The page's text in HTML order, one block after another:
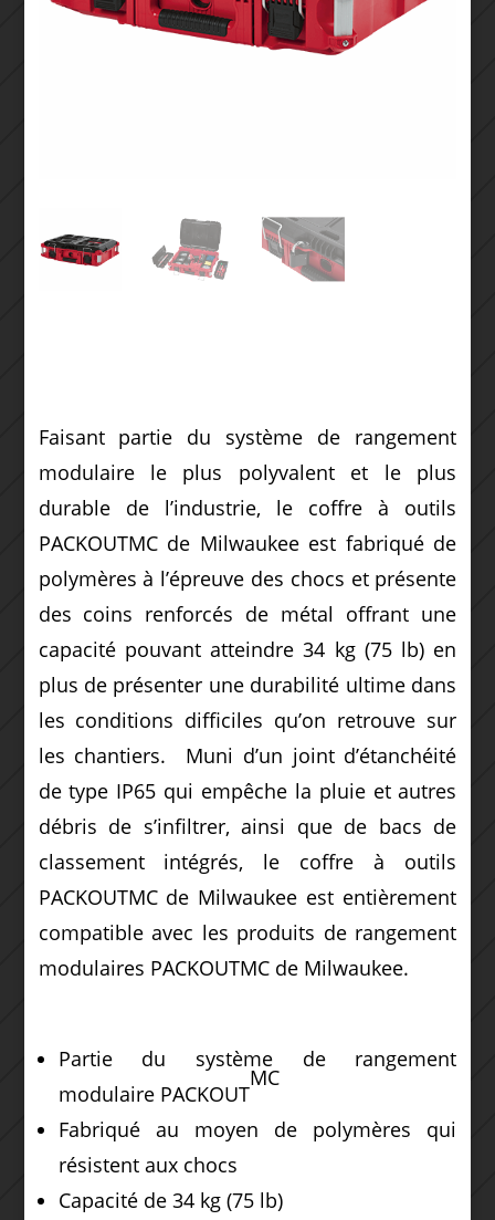
Faisant partie du système de rangement
modulaire le plus polyvalent et le plus
durable de l’industrie, le coffre à outils
PACKOUTMC de Milwaukee est fabriqué de
polymères à l’épreuve des chocs et présente
des coins renforcés de métal offrant une
capacité pouvant atteindre 34 kg (75 lb) en
plus de présenter une durabilité ultime dans
les conditions difficiles qu’on retrouve sur
les chantiers. Muni d’un joint d’étanchéité
de type IP65 qui empêche la pluie et autres
débris de s’infiltrer, ainsi que de bacs de
classement intégrés, le coffre à outils
PACKOUTMC de Milwaukee est entièrement
compatible avec les produits de rangement
modulaires PACKOUTMC de Milwaukee.
Partie du système de rangement
modulaire PACKOUT
MC
Fabriqué au moyen de polymères qui
résistent aux chocs
Capacité de 34 kg (75 lb)